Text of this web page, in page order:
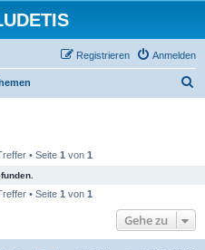
Anmelden
Registrieren
• Seite 1 von 1
• Seite 1 von 1
Gehe zu